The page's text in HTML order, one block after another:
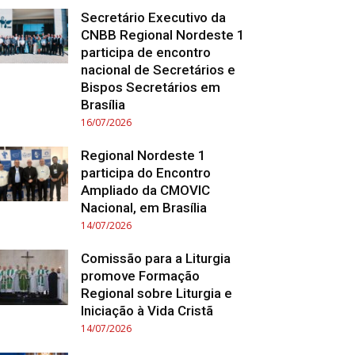
Secretário Executivo da
CNBB Regional Nordeste 1
participa de encontro
nacional de Secretários e
Bispos Secretários em
Brasília
16/07/2026
Regional Nordeste 1
participa do Encontro
Ampliado da CMOVIC
Nacional, em Brasília
14/07/2026
Comissão para a Liturgia
promove Formação
Regional sobre Liturgia e
Iniciação à Vida Cristã
14/07/2026